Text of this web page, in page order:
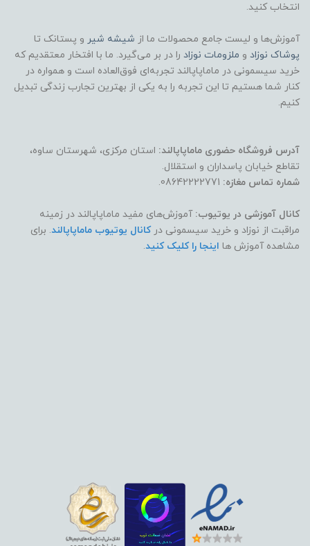
انتخاب کنید.
آموزش‌ها و لیست جامع محصولات ما از شیشه شیر و پستانک تا
پوشاک نوزاد و ملزومات نوزاد را در بر می‌گیرد. ما با افتخار معتقدیم که
خرید سیسمونی در ماماپاپالند تجربه‌ای فوق‌العاده است و همواره در
کنار شما هستیم تا این تجربه را به یکی از بهترین تجارب زندگی تبدیل
کنیم.
آدرس فروشگاه حضوری ماماپاپالند: استان مرکزی، شهرستان ساوه،
تقاطع خیابان پاسداران و استقلال.
شماره تماس مغازه:
کانال آموزشی در یوتیوب: آموزش‌های مفید ماماپاپالند در زمینه
مراقبت از نوزاد و خرید سیسمونی درکانال یوتیوب ماماپاپالند. برای
مشاهده آموزش ها اینجا را کلیک کنید.